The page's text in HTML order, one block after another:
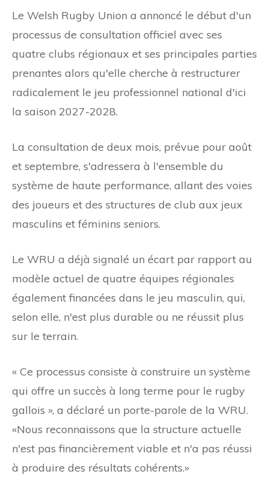
Le Welsh Rugby Union a annoncé le début d'un
processus de consultation officiel avec ses
quatre clubs régionaux et ses principales parties
prenantes alors qu'elle cherche à restructurer
radicalement le jeu professionnel national d'ici
la saison 2027-2028.
La consultation de deux mois, prévue pour août
et septembre, s'adressera à l'ensemble du
système de haute performance, allant des voies
des joueurs et des structures de club aux jeux
masculins et féminins seniors.
Le WRU a déjà signalé un écart par rapport au
modèle actuel de quatre équipes régionales
également financées dans le jeu masculin, qui,
selon elle, n'est plus durable ou ne réussit plus
sur le terrain.
« Ce processus consiste à construire un système
qui offre un succès à long terme pour le rugby
gallois », a déclaré un porte-parole de la WRU.
«Nous reconnaissons que la structure actuelle
n'est pas financièrement viable et n'a pas réussi
à produire des résultats cohérents.»